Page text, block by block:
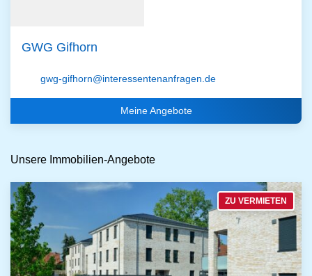
GWG Gifhorn
gwg-gifhorn@interessentenanfragen.de
Meine Angebote
Unsere Immobilien-Angebote
ZU VERMIETEN